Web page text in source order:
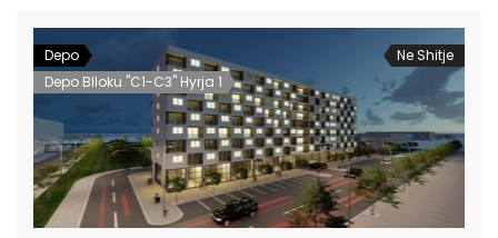
Depo
Depo Blloku "C1-C3" Hyrja 1
Ne Shitje